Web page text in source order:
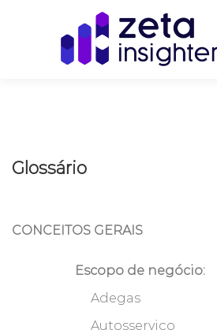
Glossário
CONCEITOS GERAIS
Escopo de negócio:
Adegas
Autosserviço